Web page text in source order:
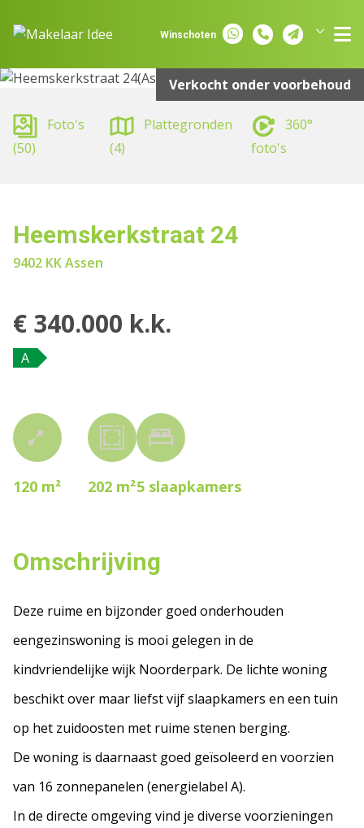
Winschoten
Groningen
Assen
Verkocht onder voorbehoud
Foto's
(50)
Plattegronden
(4)
360°
foto's
Heemskerkstraat 24
9402 KK Assen
€ 340.000 k.k.
A
120 m² 202 m²5 slaapkamers
Omschrijving
Deze ruime en bijzonder goed onderhouden
eengezinswoning is mooi gelegen in de
kindvriendelijke wijk Noorderpark. De lichte woning
beschikt over maar liefst vijf slaapkamers en een tuin
op het zuidoosten met ruime stenen berging.
De woning is daarnaast goed geïsoleerd en voorzien
van 16 zonnepanelen (energielabel A).
In de directe omgeving vind je diverse voorzieningen